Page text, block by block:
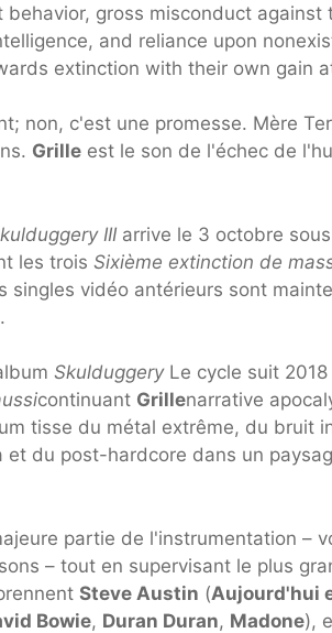
gross misconduct against
and reliance upon
extinction with their own gain
non, c'est une promesse. Mère
Grille est le son de l'échec de
III arrive le 3 octobre
les trois Sixième extinction de
singles vidéo antérieurs sont
SkulduggeryLe cycle suit 2018
continuant Grillenarrative
tisse du métal extrême, du bruit
et du post-hardcore dans un
partie de l'instrumentation –
– tout en supervisant le plus
Steve Austin (Aujourd'hui
Bowie, Duran Duran, Madone),